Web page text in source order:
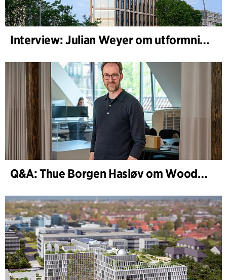
Interview: Julian Weyer om utformningen av B-One
Q&A: Thue Borgen Hasløv om WoodHub